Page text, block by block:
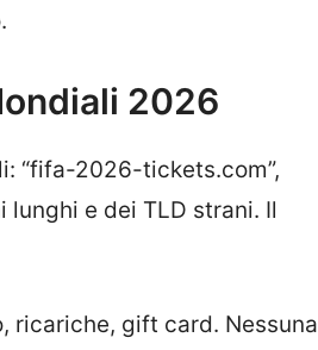
2026
“fifa-2026-tickets.com”,
e dei TLD strani. Il
ricariche, gift card. Nessuna